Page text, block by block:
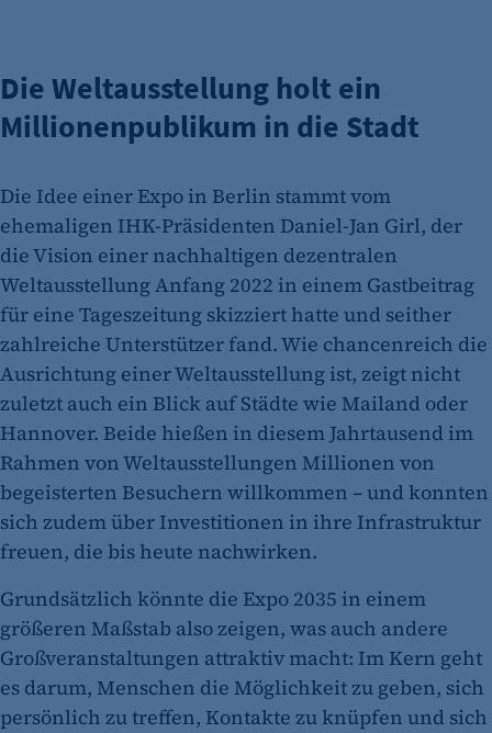
Die Weltausstellung holt ein
Millionenpublikum in die Stadt
Die Idee einer Expo in Berlin stammt vom
ehemaligen IHK-Präsidenten Daniel-Jan Girl, der
die Vision einer nachhaltigen dezentralen
Weltausstellung Anfang 2022 in einem Gastbeitrag
für eine Tageszeitung skizziert hatte und seither
zahlreiche Unterstützer fand. Wie chancenreich die
Ausrichtung einer Weltausstellung ist, zeigt nicht
zuletzt auch ein Blick auf Städte wie Mailand oder
Hannover. Beide hießen in diesem Jahrtausend im
Rahmen von Weltausstellungen Millionen von
begeisterten Besuchern willkommen – und konnten
sich zudem über Investitionen in ihre Infrastruktur
freuen, die bis heute nachwirken.
Grundsätzlich könnte die Expo 2035 in einem
größeren Maßstab also zeigen, was auch andere
Großveranstaltungen attraktiv macht: Im Kern geht
es darum, Menschen die Möglichkeit zu geben, sich
persönlich zu treffen, Kontakte zu knüpfen und sich